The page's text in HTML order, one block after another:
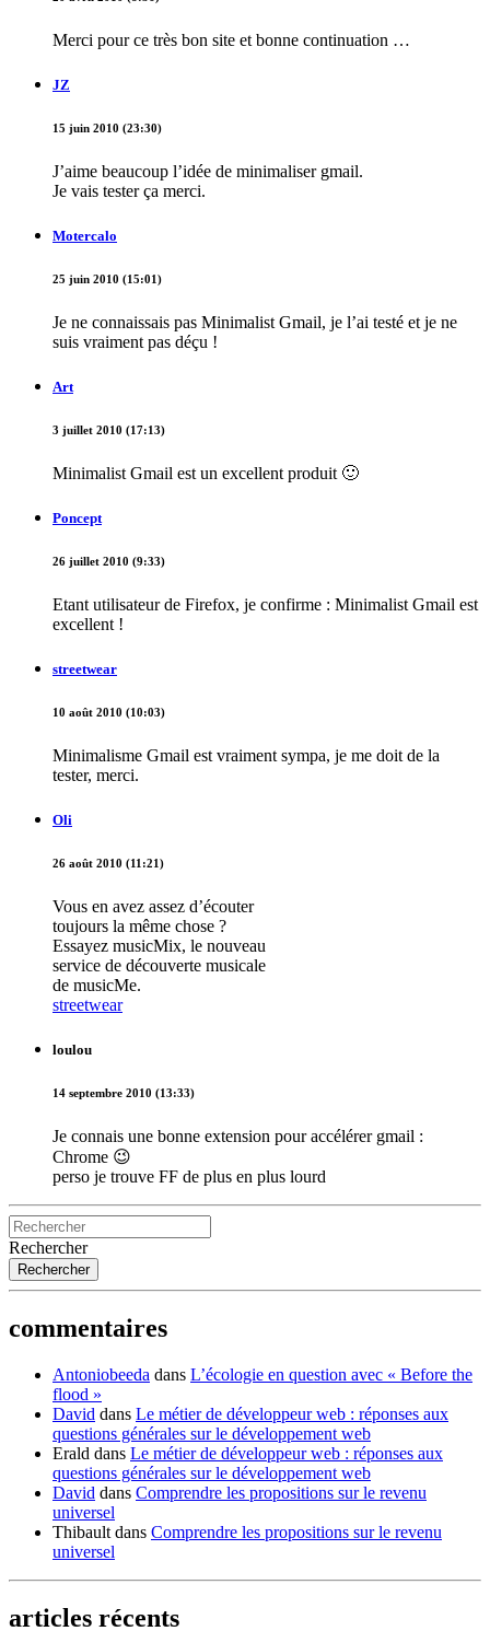
Merci pour ce très bon site et bonne continuation …
JZ
15 juin 2010 (23:30)
J’aime beaucoup l’idée de minimaliser gmail.
Je vais tester ça merci.
Motercalo
25 juin 2010 (15:01)
Je ne connaissais pas Minimalist Gmail, je l’ai testé et je ne
suis vraiment pas déçu !
Art
3 juillet 2010 (17:13)
Minimalist Gmail est un excellent produit 🙂
Poncept
26 juillet 2010 (9:33)
Etant utilisateur de Firefox, je confirme : Minimalist Gmail est
excellent !
streetwear
10 août 2010 (10:03)
Minimalisme Gmail est vraiment sympa, je me doit de la
tester, merci.
Oli
26 août 2010 (11:21)
Vous en avez assez d’écouter
toujours la même chose ?
Essayez musicMix, le nouveau
service de découverte musicale
de musicMe.
streetwear
loulou
14 septembre 2010 (13:33)
Je connais une bonne extension pour accélérer gmail :
Chrome 😉
perso je trouve FF de plus en plus lourd
Rechercher
commentaires
Antoniobeeda dans L’écologie en question avec « Before the
flood »
David dans Le métier de développeur web : réponses aux
questions générales sur le développement web
Erald dans Le métier de développeur web : réponses aux
questions générales sur le développement web
David dans Comprendre les propositions sur le revenu
universel
Thibault dans Comprendre les propositions sur le revenu
universel
articles récents